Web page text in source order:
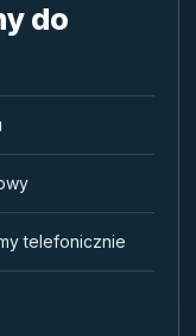
do
telefonicznie